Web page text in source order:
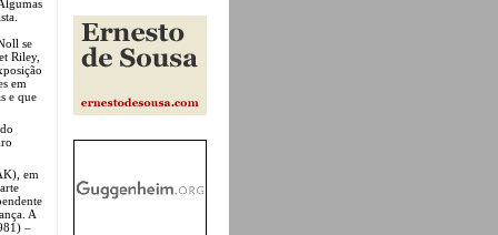
se
Riley,
em
e que
em
A
–